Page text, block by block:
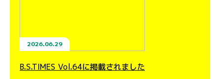
2026.06.29
B.S.TIMES Vol.64に掲載されました